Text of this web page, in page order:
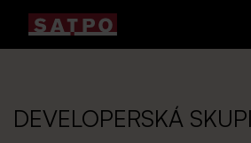
DEVELOPERSKÁ